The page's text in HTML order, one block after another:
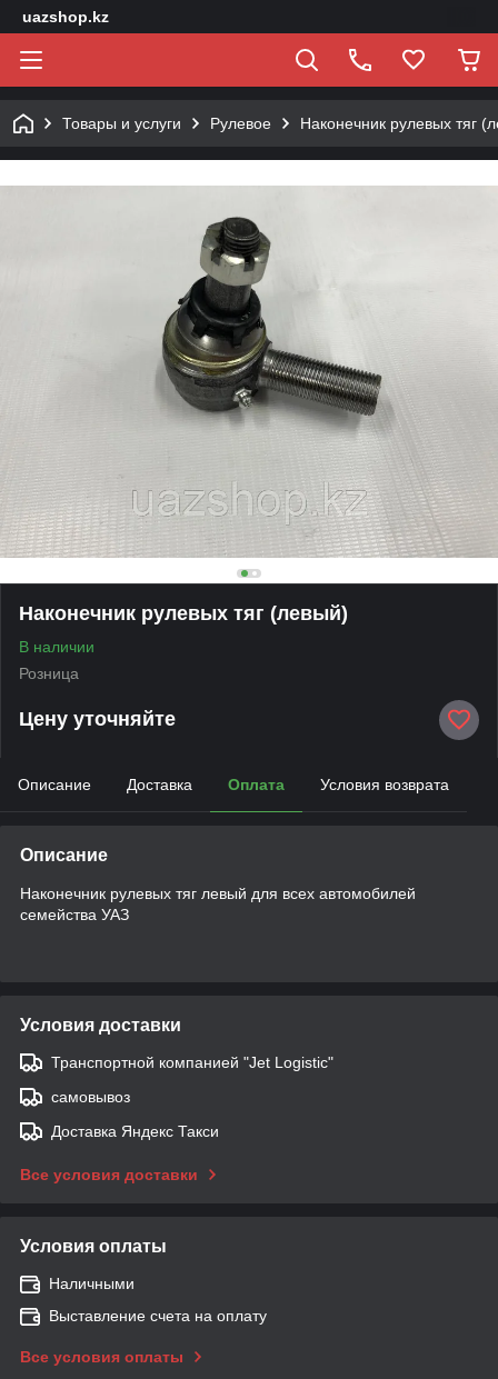
uazshop.kz
Товары и услуги Рулевое Наконечник рулевых тяг
Наконечник рулевых тяг (левый)
В наличии
Розница
Цену уточняйте
Описание Доставка Оплата Условия возврата
Описание
Наконечник рулевых тяг левый для всех автомобилей
семейства УАЗ
Условия доставки
Транспортной компанией "Jet Logistic"
самовывоз
Доставка Яндекс Такси
Все условия доставки
Условия оплаты
Наличными
Выставление счета на оплату
Все условия оплаты